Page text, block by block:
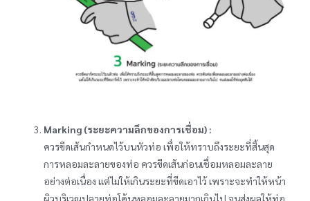
Marking (ระยะความลึกของการเชื่อม) :
ควรขีดเส้นกำหนดไว้บนหัวท่อ เพื่อให้ทราบถึงระยะที่สิ้นสุด
การหลอมละลายของท่อ ควรขีดเส้นก่อนเชื่อมหลอมละลาย
อย่างต่อเนื่อง แต่ไม่ให้เกินระยะที่ขีดเอาไว้ เพราะจะทำให้หน้า
ผิวบริเวณปลายท่อโค้นหลอมละลายมากเกินไป จนส่งผลให้ท่อ